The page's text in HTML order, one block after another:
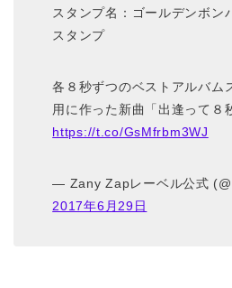
スタンプ名：ゴールデンボン
スタンプ
各８秒ずつのベストアルバム
用に作った新曲「出逢って８
https://t.co/GsMfrbm3WJ
— Zany Zapレーベル公式
2017年6月29日